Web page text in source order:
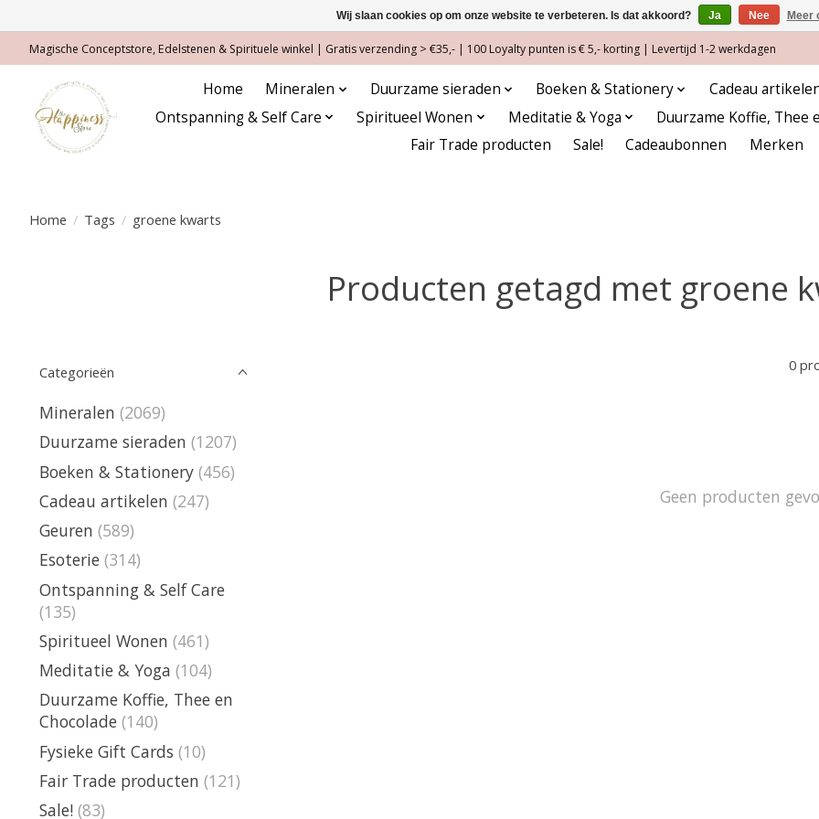
Magische Conceptstore, Edelstenen & Spirituele winkel | Gratis verzending > €35,- | 100 Loyalty punten is € 5,- korting | Levertijd 1-2 werkdagen
Home Mineralen Duurzame sieraden Boeken & Stationery Cadeau
Ontspanning & Self Care
Spiritueel Wonen Meditatie & Yoga Duurzame Koffie, Thee
Fair Trade producten
Sale! Cadeaubonnen Merken
Home / Tags / groene kwarts
Producten getagd met groene
Categorieën
Mineralen (2069)
Duurzame sieraden (1207)
Boeken & Stationery (456)
Cadeau artikelen (247)
Geuren (589)
Esoterie (314)
Ontspanning & Self Care
(135)
Spiritueel Wonen (461)
Meditatie & Yoga (104)
Duurzame Koffie, Thee en
Chocolade (140)
Fysieke Gift Cards (10)
Fair Trade producten (121)
Sale! (83)
0
Geen producten
Wij slaan cookies op om onze website te verbeteren. Is dat akkoord? Ja Nee Meer